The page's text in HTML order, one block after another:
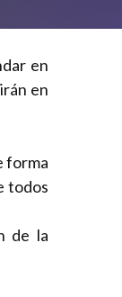
en
en
forma
todos
de la